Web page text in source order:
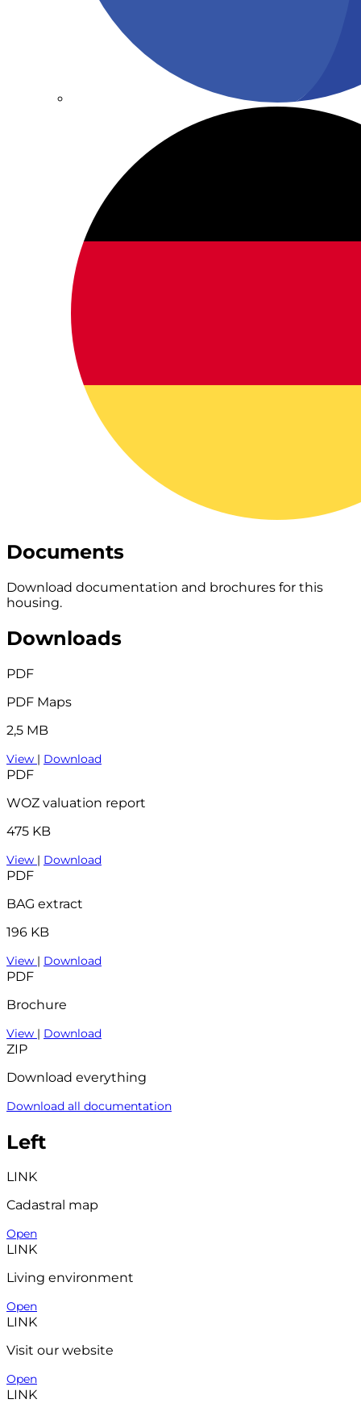
Documents
Download documentation and brochures for this
housing.
Downloads
PDF
PDF Maps
2,5 MB
View | Download
PDF
WOZ valuation report
475 KB
View | Download
PDF
BAG extract
196 KB
View | Download
PDF
Brochure
View | Download
ZIP
Download everything
Download all documentation
Left
LINK
Cadastral map
Open
LINK
Living environment
Open
LINK
Visit our website
Open
LINK